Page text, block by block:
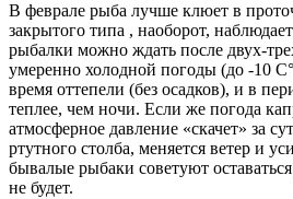
В феврале рыба лучше клюет в
закрытого типа , наоборот,
рыбалки можно ждать после двух-
умеренно холодной погоды (до -10
время оттепели (без осадков), и в
теплее, чем ночи. Если же погода
атмосферное давление «скачет» за
ртутного столба, меняется ветер и
бывалые рыбаки советуют
не будет.